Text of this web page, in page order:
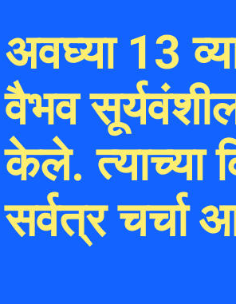
अवघ्या 13
वैभव
केले. त्याच्या
सर्वत्र चर्चा